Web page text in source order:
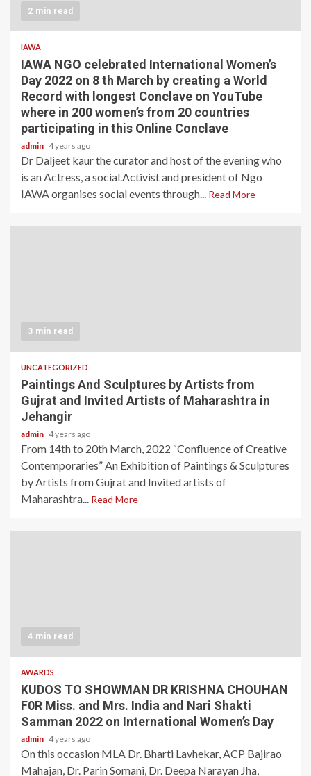
2 min read
IAWA
IAWA NGO celebrated International Women’s
Day 2022 on 8 th March by creating a World
Record with longest Conclave on YouTube
where in 200 women’s from 20 countries
participating in this Online Conclave
admin 4 years ago
Dr Daljeet kaur the curator and host of the evening who
is an Actress, a social.Activist and president of Ngo
IAWA organises social events through... Read More
3 min read
UNCATEGORIZED
Paintings And Sculptures by Artists from
Gujrat and Invited Artists of Maharashtra in
Jehangir
admin 4 years ago
From 14th to 20th March, 2022 “Confluence of Creative
Contemporaries” An Exhibition of Paintings & Sculptures
by Artists from Gujrat and Invited artists of
Maharashtra... Read More
4 min read
AWARDS
KUDOS TO SHOWMAN DR KRISHNA CHOUHAN
F0R Miss. and Mrs. India and Nari Shakti
Samman 2022 on International Women’s Day
admin 4 years ago
On this occasion MLA Dr. Bharti Lavhekar, ACP Bajirao
Mahajan, Dr. Parin Somani, Dr. Deepa Narayan Jha,